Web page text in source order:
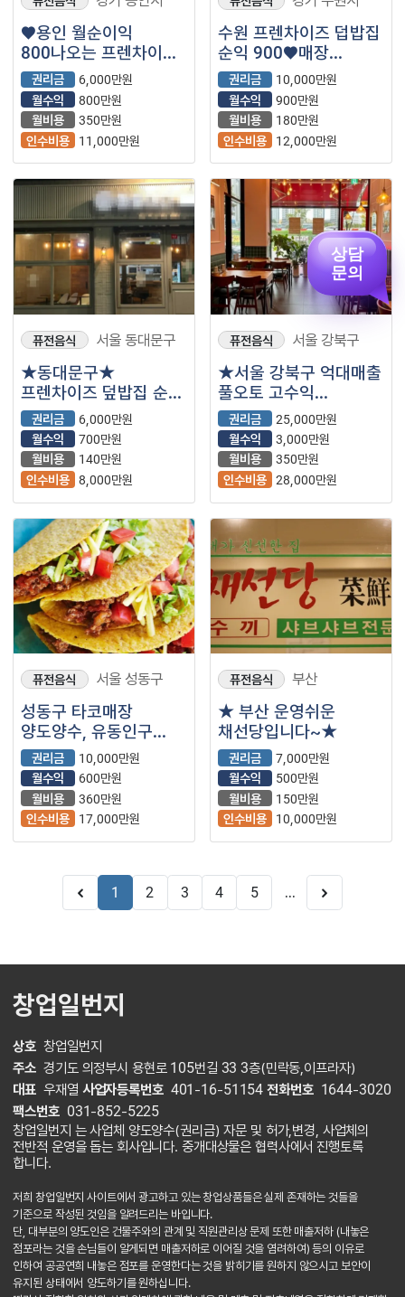
♥용인 월순이익
800나오는 프렌차이즈
덮밥집 ♥
권리금
6,000만원
월수익
800만원
월비용
350만원
인수비용
11,000만원
수원 프렌차이즈 덥밥집
순익 900♥매장
나왔습니다
권리금
10,000만원
월수익
900만원
월비용
180만원
인수비용
12,000만원
퓨전음식 서울 동대문구
★동대문구★
프렌차이즈 덮밥집 순익
700 나오는매장 !!
급매로나왔습니다.
권리금
6,000만원
월수익
700만원
월비용
140만원
인수비용 8,000만원
퓨전음식 서울 강북구
★서울 강북구 억대매출
풀오토 고수익
마라탕집입니다 !
늦기전에 고수익 매장
잡으세요 ! ★
권리금
25,000만원
월수익
3,000만원
월비용
350만원
인수비용 28,000만원
퓨전음식 서울 성동구
성동구 타코매장
양도양수, 유동인구
많은 위치에요~!!
권리금
10,000만원
월수익
600만원
월비용
360만원
인수비용
17,000만원
퓨전음식 부산
★ 부산 운영쉬운
채선당입니다~★
권리금
7,000만원
월수익
500만원
월비용
150만원
인수비용
10,000만원
1 2 3 4 5 ...
창업일번지
상호 창업일번지
주소 경기도 의정부시 용현로 105번길 33 3층(민락동,이프라자)
대표 우재열 사업자등록번호 401-16-51154 전화번호 1644-3020
팩스번호 031-852-5225
창업일번지 는 사업체 양도양수(권리금) 자문 및 허가,변경, 사업체의
전반적 운영을 돕는 회사입니다. 중개대상물은 협력사에서 진행토록
합니다.
저희 창업일번지 사이트에서 광고하고 있는 창업상품들은 실제 존재하는 것들을
기준으로 작성된 것임을 알려드리는 바입니다.
단, 대부분의 양도인은 건물주와의 관계 및 직원관리상 문제 또한 매출저하 (내놓은
점포라는 것을 손님들이 알게되면 매출저하로 이어질 것을 염려하여) 등의 이유로
인하여 공공연희 내놓은 점포를 운영한다는 것을 밝히기를 원하지 않으시고 보안이
유지된 상태에서 양도하기를 원하십니다.
상담
문의